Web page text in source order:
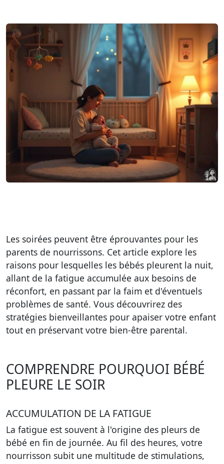
Les soirées peuvent être éprouvantes pour les
parents de nourrissons. Cet article explore les
raisons pour lesquelles les bébés pleurent la nuit,
allant de la fatigue accumulée aux besoins de
réconfort, en passant par la faim et d'éventuels
problèmes de santé. Vous découvrirez des
stratégies bienveillantes pour apaiser votre enfant
tout en préservant votre bien-être parental.
COMPRENDRE POURQUOI BÉBÉ
PLEURE LE SOIR
ACCUMULATION DE LA FATIGUE
La fatigue est souvent à l'origine des pleurs de
bébé en fin de journée. Au fil des heures, votre
nourrisson subit une multitude de stimulations,